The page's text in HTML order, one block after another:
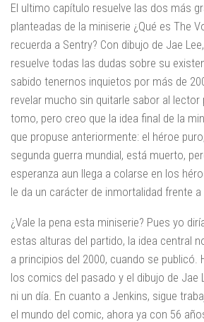
El ultimo capítulo resuelve las dos más
planteadas de la miniserie ¿Qué es The
recuerda a Sentry? Con dibujo de Jae
resuelve todas las dudas sobre su
sabido tenernos inquietos por más de
revelar mucho sin quitarle sabor al lector
tomo, pero creo que la idea final de la
que propuse anteriormente: el héroe
segunda guerra mundial, está muerto,
esperanza aun llega a colarse en los
le da un carácter de inmortalidad frente
¿Vale la pena esta miniserie? Pues yo
estas alturas del partido, la idea central
a principios del 2000, cuando se publicó.
los comics del pasado y el dibujo de Jae
ni un día. En cuanto a Jenkins, sigue
el mundo del comic, ahora ya con 56